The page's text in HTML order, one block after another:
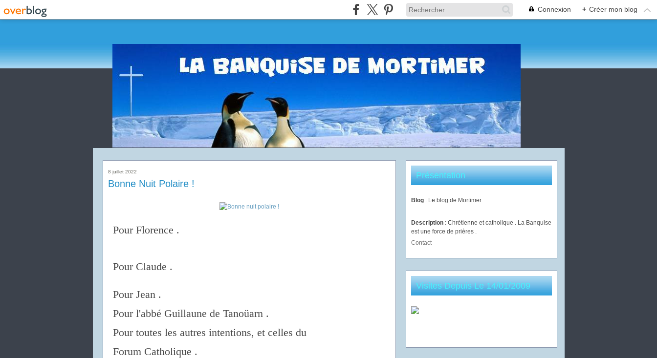
Connexion + Créer mon blog
8 juillet 2022
Bonne Nuit Polaire !
Pour Florence .
Pour Claude .
Pour Jean .
Pour l'abbé Guillaune de Tanoüarn .
Pour toutes les autres intentions, et celles du
Forum Catholique .
Présentation
Blog : Le blog de Mortimer
Description : Chrétienne et catholique . La Banquise
est une force de prières .
Contact
Visites Depuis Le 14/01/2009